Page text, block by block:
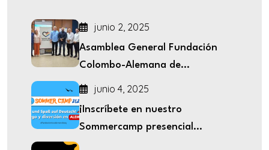
junio 2, 2025
Asamblea General Fundación
Colombo-Alemana de...
junio 4, 2025
¡Inscríbete en nuestro
Sommercamp presencial...